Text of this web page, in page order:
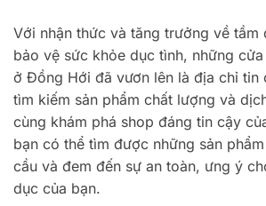
Với nhận thức và tăng trưởng về tầm
bảo vệ sức khỏe dục tình, những
ở Đồng Hới đã vươn lên là địa chỉ tin
tìm kiếm sản phẩm chất lượng và
cùng khám phá shop đáng tin cậy
bạn có thể tìm được những sản
cầu và đem đến sự an toàn, ưng ý
dục của bạn.